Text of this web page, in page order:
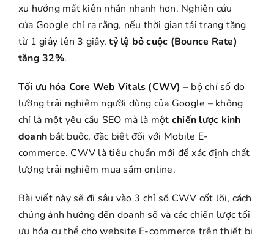
xu hướng mất kiên nhẫn nhanh hơn. Nghiên cứu
của Google chỉ ra rằng, nếu thời gian tải trang tăng
từ 1 giây lên 3 giây,tỷ lệ bỏ cuộc (Bounce Rate)
tăng 32%.
Tối ưu hóa Core Web Vitals (CWV) – bộ chỉ số đo
lường trải nghiệm người dùng của Google – không
chỉ là một yêu cầu SEO mà là một chiến lược kinh
doanh bắt buộc, đặc biệt đối với Mobile E-
commerce. CWV là tiêu chuẩn mới để xác định chất
lượng trải nghiệm mua sắm online.
Bài viết này sẽ đi sâu vào 3 chỉ số CWV cốt lõi, cách
chúng ảnh hưởng đến doanh số và các chiến lược tối
ưu hóa cụ thể cho website E-commerce trên thiết bị